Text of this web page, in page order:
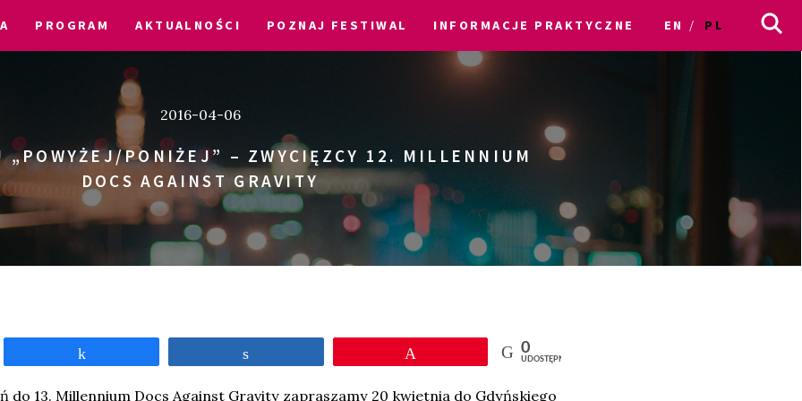
PROGRAM AKTUALNOŚCI POZNAJ FESTIWAL INFORMACJE PRAKTYCZNE EN PL
2016-04-06
„POWYŻEJ/PONIŻEJ” – ZWYCIĘZCY 12. MILLENNIUM
DOCS AGAINST GRAVITY
0
UDOSTĘPNIEŃ
do 13. Millennium Docs Against Gravity zapraszamy 20 kwietnia do Gdyńskiego